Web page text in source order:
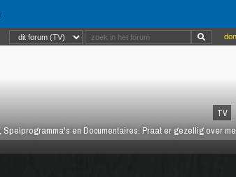
TV
en Documentaires. Praat er gezellig over